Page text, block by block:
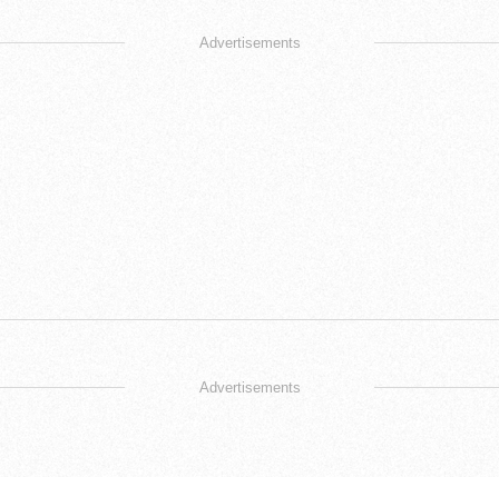
Advertisements
Advertisements